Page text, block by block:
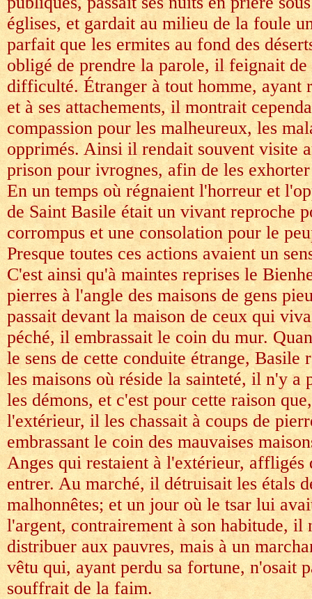
églises, et gardait au milieu de la foule
parfait que les ermites au fond des
obligé de prendre la parole, il feignait de
difficulté. Étranger à tout homme, ayant
et à ses attachements, il montrait
compassion pour les malheureux, les
opprimés. Ainsi il rendait souvent visite
prison pour ivrognes, afin de les
En un temps où régnaient l'horreur et
de Saint Basile était un vivant reproche
corrompus et une consolation pour le
Presque toutes ces actions avaient un
C'est ainsi qu'à maintes reprises le
pierres à l'angle des maisons de gens
passait devant la maison de ceux qui
péché, il embrassait le coin du mur.
le sens de cette conduite étrange, Basile
les maisons où réside la sainteté, il n'y a
les démons, et c'est pour cette raison
l'extérieur, il les chassait à coups de
embrassant le coin des mauvaises
Anges qui restaient à l'extérieur, affligés
entrer. Au marché, il détruisait les étals
malhonnêtes; et un jour où le tsar lui
l'argent, contrairement à son habitude, il
distribuer aux pauvres, mais à un
vêtu qui, ayant perdu sa fortune, n'osait
souffrait de la faim.